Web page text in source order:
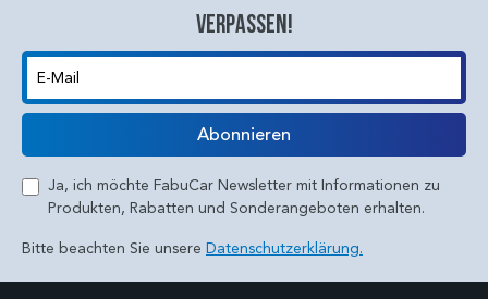
verpassen!
E-Mail
Abonnieren
Ja, ich möchte FabuCar Newsletter mit Informationen zu
Produkten, Rabatten und Sonderangeboten erhalten.
Bitte beachten Sie unsere Datenschutzerklärung.